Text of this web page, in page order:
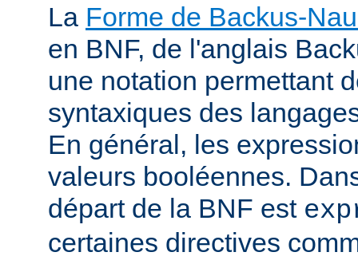
La Forme de Backus-
en BNF, de l'anglais
une notation permettant
syntaxiques des
En général, les
valeurs booléennes.
départ de la BNF est
certaines directives